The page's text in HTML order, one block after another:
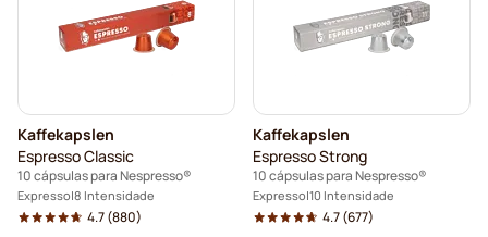
Kaffekapslen
Espresso Classic
10 cápsulas para Nespresso®
Expresso 8 Intensidade
4.7(880)
Kaffekapslen
Espresso Strong
10 cápsulas para Nespresso®
Expresso 10 Intensidade
4.7(677)